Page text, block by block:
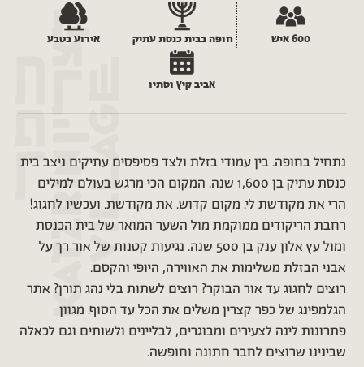
600 איש חופה בבית כנסת עתיק אירוע בטבע
אביב קיץ וסתיו
נתחיל בחופה. בין עמודי בזלת ולצד פסיפסים עתיקים ניצב בית
כנסת עתיק בן 1,600 שנה. המקום הכי מרגש בעולם למילים
הרי את מקודשת לי. מקום קדוש. את מקודשת. ועכשיו לחגוג!
רחבת הריקודים ממוקמת מול השער המואר של בית הכנסת
ומול עץ אלון ענק בן 500 שנה. נגיעות קטנות של אור רך על
אבני הבזלת משלימות את האווירה, היופי והקסם.
רוצים לחגוג עד אור הבוקר? רוצים לשתות בלי נהג תורן? אתר
הגלמפינג של כפר קצרין משלים את הכל עד הסוף. מגוון
פתרונות לינה לצעירים ומבוגרים, לבליינים ולשותים וגם לכאלה
שבינינו שרוצים לחבר חתונה וחופשה.